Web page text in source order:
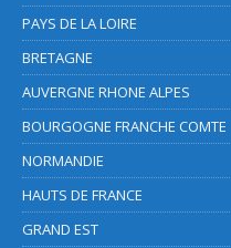
PAYS DE LA LOIRE
BRETAGNE
AUVERGNE RHONE ALPES
BOURGOGNE FRANCHE COMTE
NORMANDIE
HAUTS DE FRANCE
GRAND EST